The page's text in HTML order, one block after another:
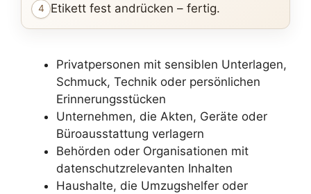
4 Etikett fest andrücken – fertig.
Privatpersonen mit sensiblen Unterlagen,
Schmuck, Technik oder persönlichen
Erinnerungsstücken
Unternehmen, die Akten, Geräte oder
Büroausstattung verlagern
Behörden oder Organisationen mit
datenschutzrelevanten Inhalten
Haushalte, die Umzugshelfer oder